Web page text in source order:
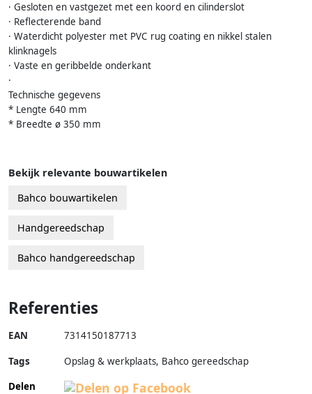
· Gesloten en vastgezet met een koord en cilinderslot
· Reflecterende band
· Waterdicht polyester met PVC rug coating en nikkel stalen
klinknagels
· Vaste en geribbelde onderkant
·
Technische gegevens
* Lengte 640 mm
* Breedte ø 350 mm
Bekijk relevante bouwartikelen
Bahco bouwartikelen
Handgereedschap
Bahco handgereedschap
Referenties
EAN 7314150187713
Tags
Opslag & werkplaats, Bahco gereedschap
Delen